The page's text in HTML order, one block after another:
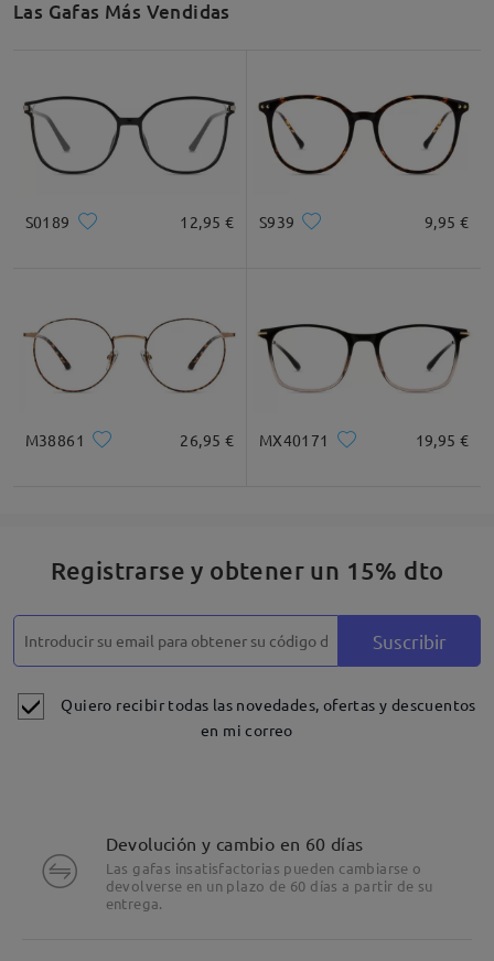
Descripción del Producto
Las Gafas Más Vendidas
S0189 12,95 € S939 9,95 €
M38861 26,95 € MX40171 19,95 €
Registrarse y obtener un 15% dto
Suscribir
Quiero recibir todas las novedades, ofertas y descuentos
en mi correo
Devolución y cambio en 60 días
Las gafas insatisfactorias pueden cambiarse o
devolverse en un plazo de 60 días a partir de su
entrega.